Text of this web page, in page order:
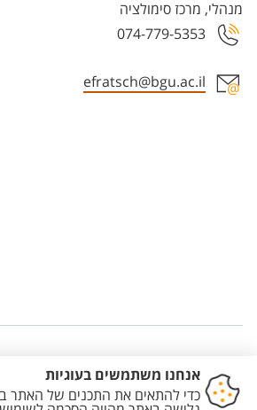
מנהלי, מרכז סימולציה
074-779-5353
efratsch@bgu.ac.il